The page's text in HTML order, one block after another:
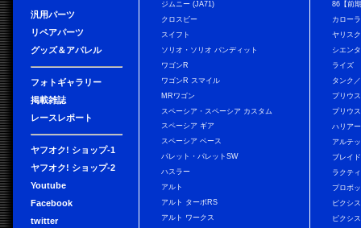
汎用パーツ
リペアパーツ
グッズ＆アパレル
フォトギャラリー
掲載雑誌
レースレポート
ヤフオク! ショップ-1
ヤフオク! ショップ-2
Youtube
Facebook
twitter
ジムニー (JA71)
クロスビー
スイフト
ソリオ・ソリオ バンディット
ワゴンR
ワゴンR スマイル
MRワゴン
スペーシア・スペーシア カスタム
スペーシア ギア
スペーシア ベース
パレット・パレットSW
ハスラー
アルト
アルト ターボRS
アルト ワークス
86【前
カロー
ヤリス
シエンタ
ライズ
タンク
プリウス
プリウ
ハリアー
アルテ
ブレイド
ラクテ
プロボ
ピクシ
ピクシ